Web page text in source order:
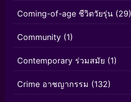
Coming-of-age ชีวิตวัยรุ่น (29)
Community (1)
Contemporary ร่วมสมัย (1)
Crime อาชญากรรม (132)